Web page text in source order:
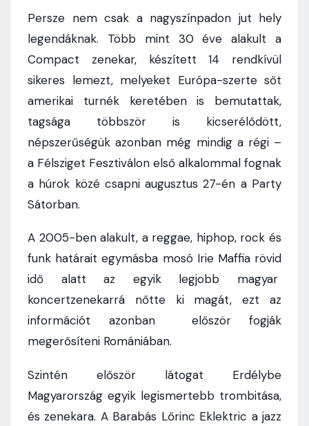
Persze nem csak a nagyszínpadon jut hely
legendáknak. Több mint 30 éve alakult a
Compact zenekar, készített 14 rendkívül
sikeres lemezt, melyeket Európa-szerte sőt
amerikai turnék keretében is bemutattak,
tagsága többször is kicserélődött,
népszerűségük azonban még mindig a régi –
a Félsziget Fesztiválon első alkalommal fognak
a húrok közé csapni augusztus 27-én a Party
Sátorban.
A 2005-ben alakult, a reggae, hiphop, rock és
funk határait egymásba mosó Irie Maffia rövid
idő alatt az egyik legjobb magyar
koncertzenekarrá nőtte ki magát, ezt az
információt azonban először fogják
megerősíteni Romániában.
Szintén először látogat Erdélybe
Magyarország egyik legismertebb trombitása,
és zenekara. A Barabás Lőrinc Eklektric a jazz